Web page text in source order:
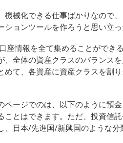
機械化できる仕事ばかりなので
ションツールを作ろうと思い立っ
情報を全て集めることができ
、全体の資産クラスのバランス
めて、各資産に資産クラスを割
ページでのは、以下のように預
ことはできます。ただ、投資信
、日本/先進国/新興国のような分